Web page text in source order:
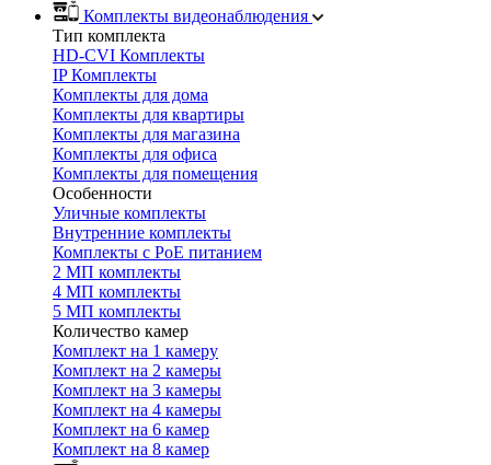
Комплекты видеонаблюдения
Тип комплекта
HD-CVI Комплекты
IP Комплекты
Комплекты для дома
Комплекты для квартиры
Комплекты для магазина
Комплекты для офиса
Комплекты для помещения
Особенности
Уличные комплекты
Внутренние комплекты
Комплекты с PoE питанием
2 МП комплекты
4 МП комплекты
5 МП комплекты
Количество камер
Комплект на 1 камеру
Комплект на 2 камеры
Комплект на 3 камеры
Комплект на 4 камеры
Комплект на 6 камер
Комплект на 8 камер